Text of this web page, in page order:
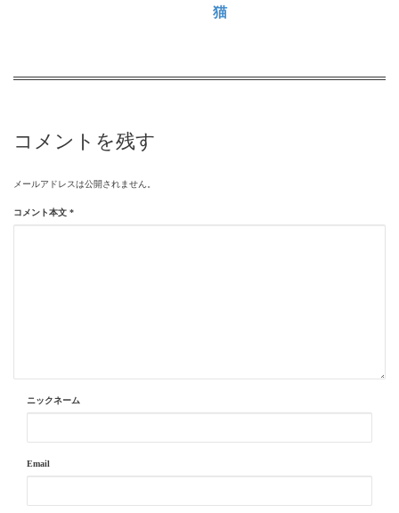
猫
コメントを残す
メールアドレスは公開されません。
コメント本文 *
ニックネーム
Email